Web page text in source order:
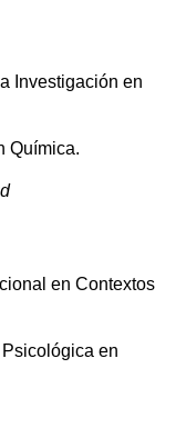
Investigación en
Química.
en Contextos
en